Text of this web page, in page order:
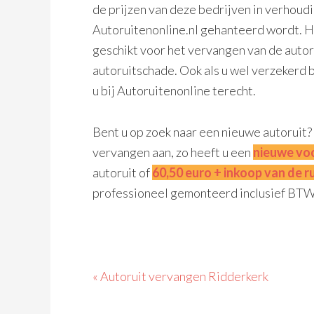
de prijzen van deze bedrijven in
Autoruitenonline.nl gehanteerd wordt.
geschikt voor het vervangen van de
autoruitschade. Ook als u wel
u bij Autoruitenonline terecht.
Bent u op zoek naar een nieuwe
vervangen aan, zo heeft u een nieuwe
autoruit of60,50 euro + inkoop van de
professioneel gemonteerd inclusief
« Autoruit vervangen Ridderkerk